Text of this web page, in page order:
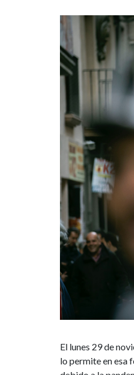
de
su
patrón,
San
con
en
honor
al
santo
y
salida
de
El lunes 29 de
lo permite en esa